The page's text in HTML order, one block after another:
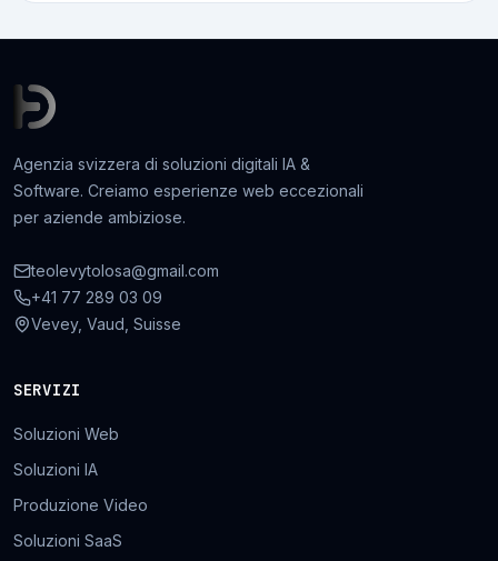
Agenzia svizzera di soluzioni digitali IA &
Software. Creiamo esperienze web eccezionali
per aziende ambiziose.
teolevytolosa@gmail.com
+41 77 289 03 09
Vevey, Vaud, Suisse
SERVIZI
Soluzioni Web
Soluzioni IA
Produzione Video
Soluzioni SaaS